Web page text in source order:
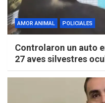
AMOR ANIMAL POLICIALES
Controlaron un auto
27 aves silvestres